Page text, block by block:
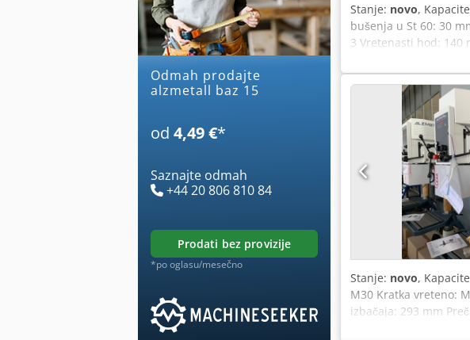
Odmah prodajte
alzmetall baz 15
od 4,49 €*
Saznajte odmah
+44 20 806 810 84
prodati bez provizije
*po oglasu/mesečno
Stanje: novo,
bušenja u St 60: 30
3 Vretenasti hod: 140
mm T-žlebovi – broj,
pomeranje
kW Težina mašine:
HITNO
obrtaja - Digitalni
vretena sa
Specijalna oprema:
230 V, stepen zaštite
motornim zaštitnim
Stanje: novo,
M30 Kratka vreteno:
izbačaja: 293 mm
mm Broj T-žlebova -